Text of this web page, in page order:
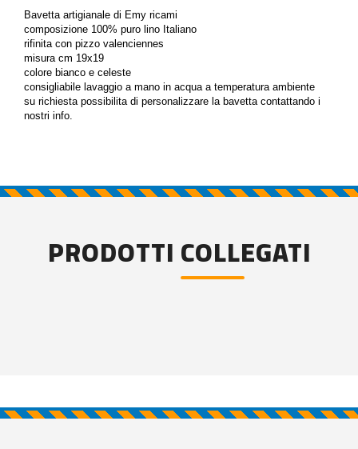
Bavetta artigianale di Emy ricami
composizione 100% puro lino Italiano
rifinita con pizzo valenciennes
misura cm 19x19
colore bianco e celeste
consigliabile lavaggio a mano in acqua a temperatura ambiente
su richiesta possibilita di personalizzare la bavetta contattando i
nostri info.
PRODOTTI COLLEGATI